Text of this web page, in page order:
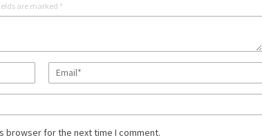
are marked *
browser for the next time I comment.